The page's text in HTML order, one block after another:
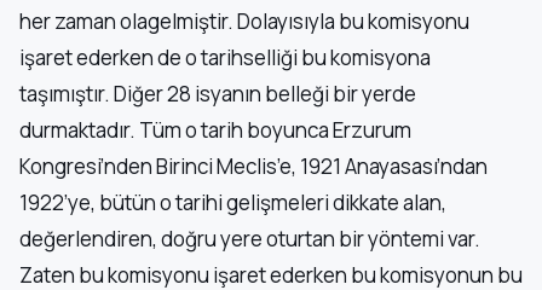
her zaman olagelmiştir. Dolayısıyla bu komisyonu
işaret ederken de o tarihselliği bu komisyona
taşımıştır. Diğer 28 isyanın belleği bir yerde
durmaktadır. Tüm o tarih boyunca Erzurum
Kongresi’nden Birinci Meclis’e, 1921 Anayasası’ndan
1922’ye, bütün o tarihi gelişmeleri dikkate alan,
değerlendiren, doğru yere oturtan bir yöntemi var.
Zaten bu komisyonu işaret ederken bu komisyonun bu